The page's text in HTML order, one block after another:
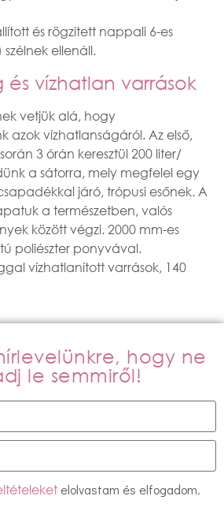
és rögzített nappali 6-es
ellenáll.
és vízhatlan varrások
vetjük alá, hogy
azok vízhatlanságáról. Az első,
3 órán keresztül 200 liter/
a sátorra, mely megfelel egy
járó, trópusi esőnek. A
a természetben, valós
között végzi. 2000 mm-es
poliészter ponyvával.
vízhatlanított varrások, 140
hogy ne
le semmiről!
elolvastam és elfogadom.